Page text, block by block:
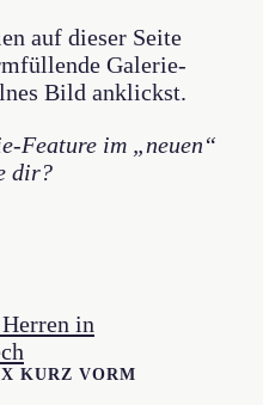
auf dieser Seite
Galerie-
Bild anklickst.
Feature im „neuen“
dir?
KURZ VORM